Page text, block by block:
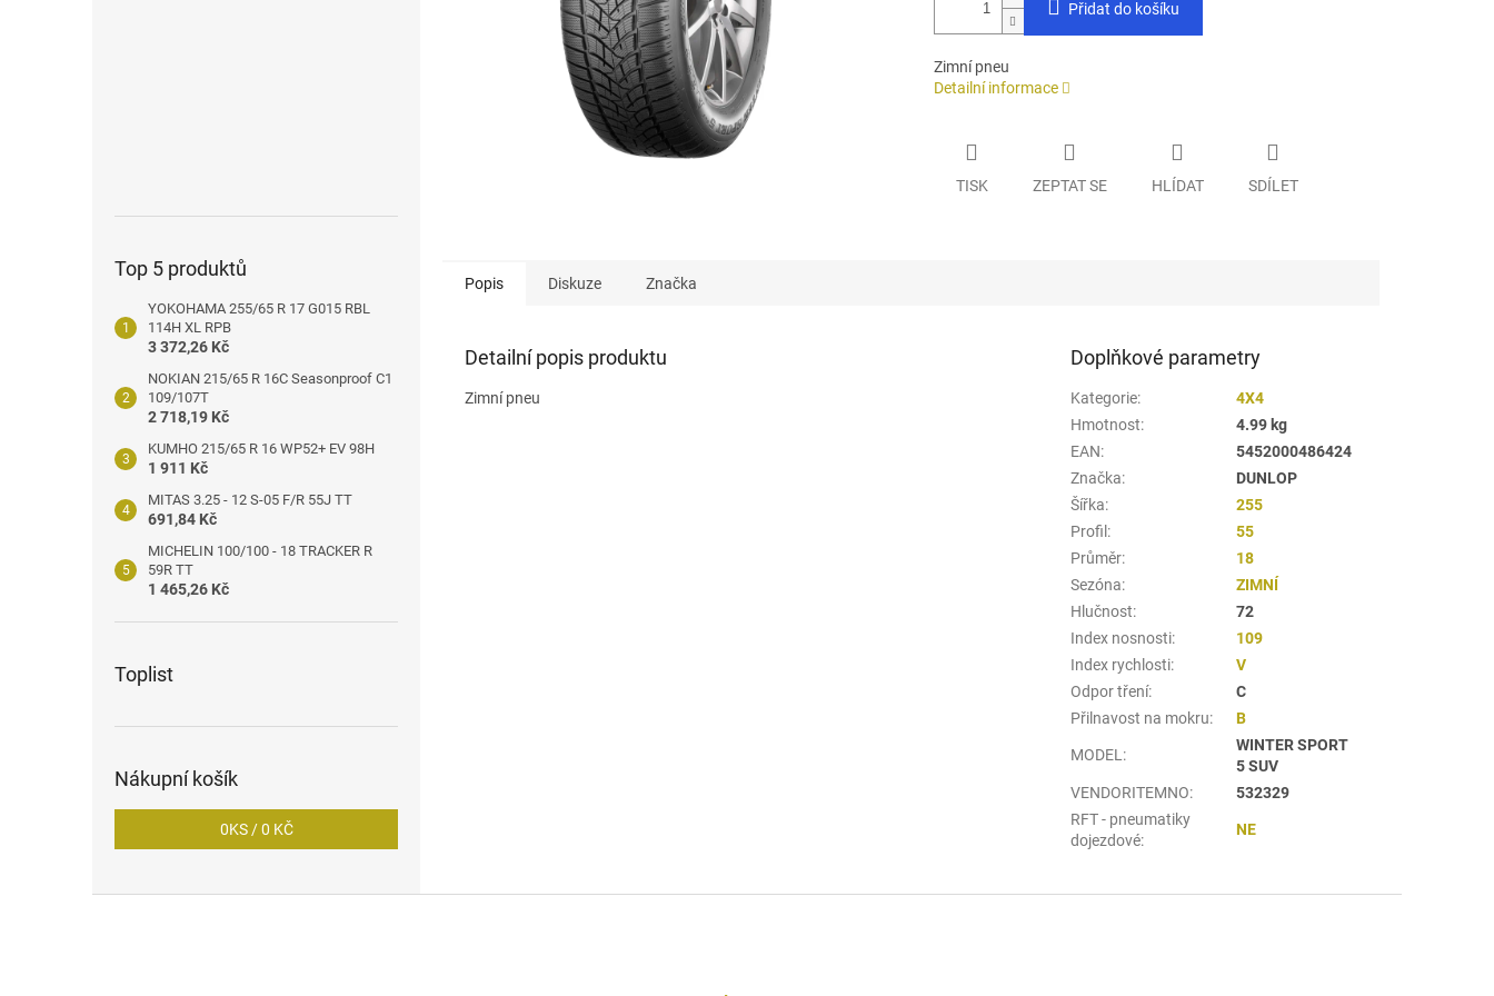
Top 5 produktů
YOKOHAMA 255/65 R 17 G015 RBL
114H XL RPB
3 372,26 Kč
NOKIAN 215/65 R 16C Seasonproof C1
109/107T
2 718,19 Kč
KUMHO 215/65 R 16 WP52+ EV 98H
1 911 Kč
MITAS 3.25 - 12 S-05 F/R 55J TT
691,84 Kč
MICHELIN 100/100 - 18 TRACKER R
59R TT
1 465,26 Kč
Toplist
Nákupní košík
0KS /0 KČ
Přidat do košíku
Zimní pneu
Detailní informace
TISK ZEPTAT SE HLÍDAT SDÍLET
Popis Diskuze Značka
Detailní popis produktu
Zimní pneu
Doplňkové parametry
Kategorie:
4X4
Hmotnost:
4.99 kg
EAN:
5452000486424
Značka:
DUNLOP
Šířka:
255
Profil :
55
Průměr:
18
Sezóna:
ZIMNÍ
Hlučnost:
72
Index nosnosti:
109
Index rychlosti:
V
Odpor tření:
C
Přilnavost na mokru: B
MODEL :
WINTER SPORT
5 SUV
VENDORITEMNO:
532329
RFT - pneumatiky
dojezdové:
NE